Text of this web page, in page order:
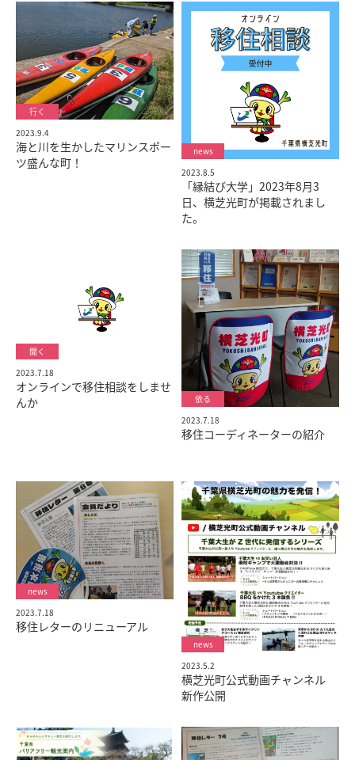
2023.9.4
海と川を生かしたマリンスポー
ツ盛んな町！
2023.8.5
「縁結び大学」2023年8月3
日、横芝光町が掲載されまし
た。
2023.7.18
オンラインで移住相談をしませ
んか
2023.7.18
移住コーディネーターの紹介
2023.7.18
移住レターのリニューアル
2023.5.2
横芝光町公式動画チャンネル
新作公開